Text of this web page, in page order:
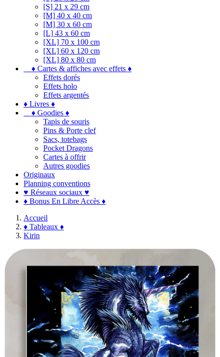
[S] 21 x 29 cm
[M] 40 x 40 cm
[M] 30 x 60 cm
[L] 43 x 60 cm
[XL] 70 x 100 cm
[XL] 60 x 120 cm
[XL] 80 x 80 cm
♦ Cartes & affiches avec effets ♦
Effets dorés
Effets holo
Effets argentés
♦ Livres ♦
♦ Goodies ♦
Tapis de souris
Pins & Porte clef
Sacs, totebags
Pocket Dragons
Cartes à offrir
Autres goodies
Originaux
Planning conventions
♥ Réseaux sociaux ♥
♦ Bonus En Libre Accès ♦
Accueil
♦ Tableaux ♦
Kirin